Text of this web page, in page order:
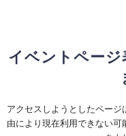
イベントページ
アクセスしようとしたペー
由により現在利用できない